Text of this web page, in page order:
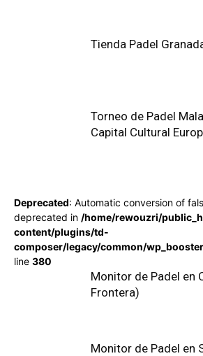
Tienda Padel
Torneo de Padel
Capital Cultural
Deprecated: Automatic conversion of
deprecated in /home/rewouzri/
content/plugins/td-
composer/legacy/common/
line 380
Monitor de Padel en
Frontera)
Monitor de Padel en